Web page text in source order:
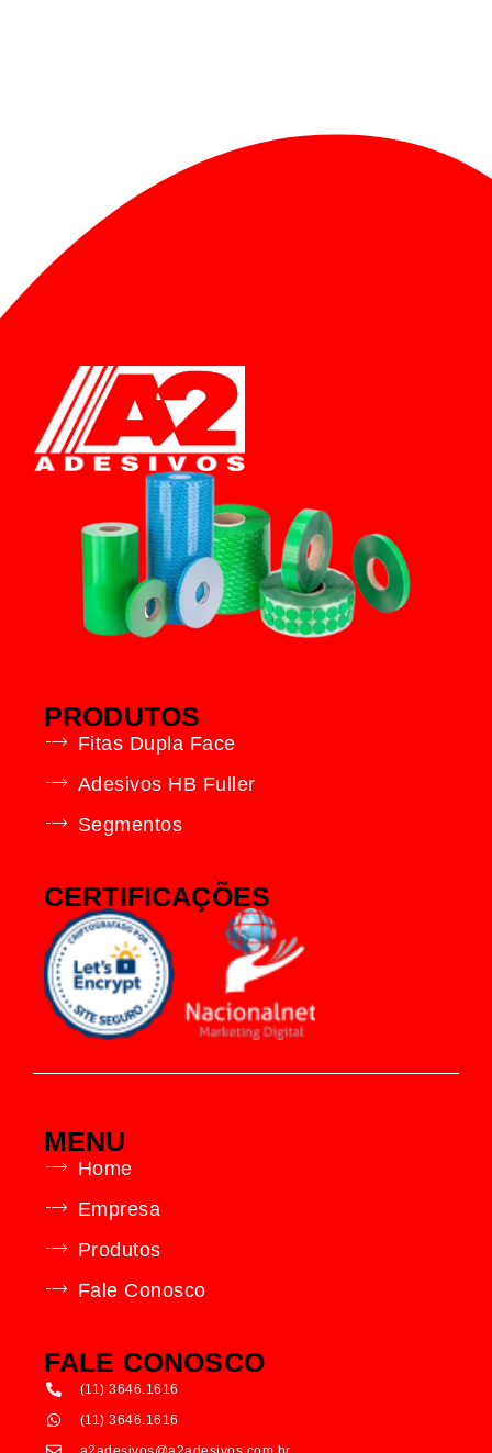
PRODUTOS
Fitas Dupla Face
Adesivos HB Fuller
Segmentos
CERTIFICAÇÕES
MENU
Home
Empresa
Produtos
Fale Conosco
FALE CONOSCO
(11) 3646.1616
(11) 3646.1616